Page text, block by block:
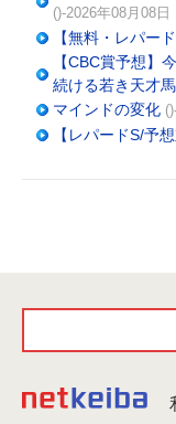
()-2026年08月08日
【無料・レパー
【CBC賞予想】
続ける若き天才
マインドの変化
【レパードS/予